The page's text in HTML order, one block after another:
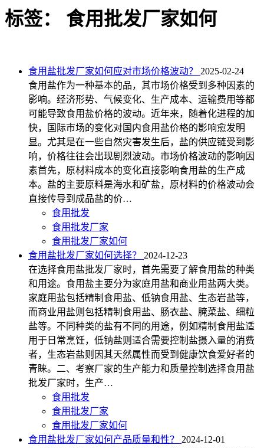
标签： 食用批发厂家如何
食用盐批发厂家如何应对市场价格波动？
2025-02-24
食用盐作为一种基本的品，其市场价格受到多种因素的
影响。经济形势、气候变化、生产成本、运输费用等都
可能导致食用盐价格的波动。近年来，随着化进程的加
快，国际市场的变化对国内食用盐价格的影响愈发明
显。尤其是在一些自然灾害发生后，盐的供应链受到影
响，价格往往会出现剧烈波动。市场价格波动的影响因
素首先，原材料成本的变化直接影响食用盐的生产成
本。盐的主要原料是海水和矿盐，原材料的价格波动会
直接传导到成品盐的价…
食用批发
食用批发厂家
食用批发厂家如何
食用盐批发厂家如何选择？
2024-12-23
在选择食用盐批发厂家时，首先需要了解食用盐的种类
和用途。食用盐主要分为家庭用盐和商业用盐两大类。
家庭用盐包括精制食用盐、低钠食用盐、生态岩盐等，
而商业用盐则包括精制食用盐、肠衣盐、腌菜盐、细粒
盐等。不同种类的盐有不同的用途，例如精制食用盐适
用于日常烹饪，低钠盐则适合需要控制盐摄入量的消费
者，生态岩盐则因其天然属性而受到健康饮食爱好者的
青睐。二、考察厂家的生产能力和质量控制选择食用盐
批发厂家时，生产…
食用批发
食用批发厂家
食用批发厂家如何
食用盐批发厂家如何产品质量和性？
2024-12-01